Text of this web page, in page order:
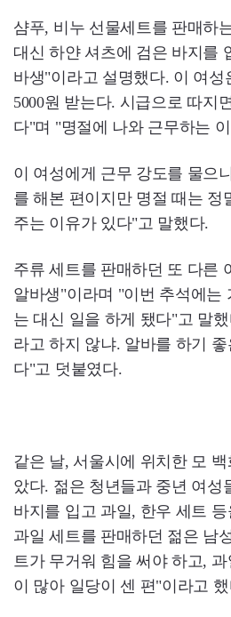
샴푸, 비누 선물세트를 판매하
대신 하얀 셔츠에 검은 바지를
바생"이라고 설명했다. 이 여성
5000원 받는다. 시급으로 따지
다"며 "명절에 나와 근무하는
이 여성에게 근무 강도를 물으
를 해본 편이지만 명절 때는 정
주는 이유가 있다"고 말했다.
주류 세트를 판매하던 또 다른
알바생"이라며 "이번 추석에는
는 대신 일을 하게 됐다"고 말
라고 하지 않냐. 알바를 하기
다"고 덧붙였다.
같은 날, 서울시에 위치한 모
았다. 젊은 청년들과 중년 여성
바지를 입고 과일, 한우 세트
과일 세트를 판매하던 젊은 남
트가 무거워 힘을 써야 하고,
이 많아 일당이 센 편"이라고